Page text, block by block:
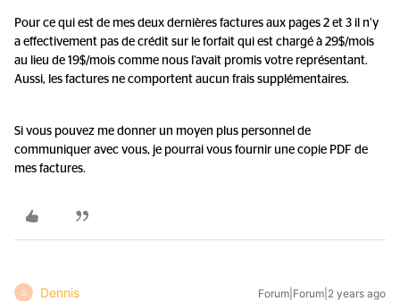
Pour ce qui est de mes deux dernières factures aux pages 2 et 3 il n’y
a effectivement pas de crédit sur le forfait qui est chargé à 29$/mois
au lieu de 19$/mois comme nous l’avait promis votre représentant.
Aussi, les factures ne comportent aucun frais supplémentaires.
Si vous pouvez me donner un moyen plus personnel de
communiquer avec vous, je pourrai vous fournir une copie PDF de
mes factures.
D Dennis Forum|Forum|2 years ago